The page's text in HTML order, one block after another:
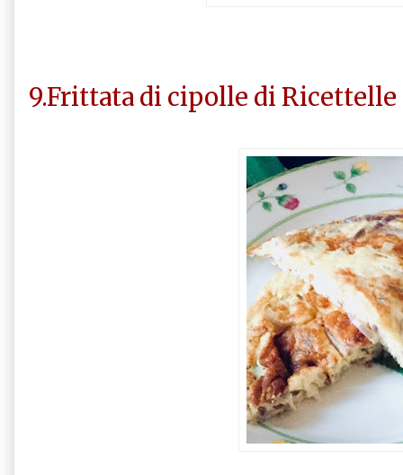
9.Frittata di cipolle di Ricettelle